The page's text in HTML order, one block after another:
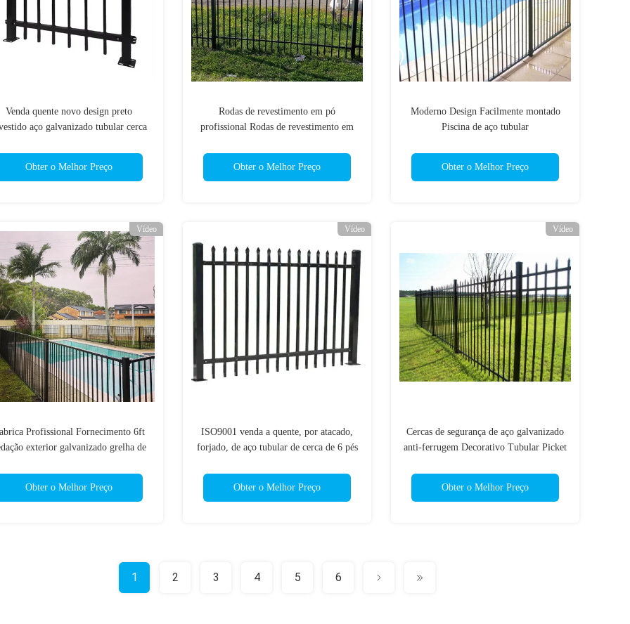
Venda quente novo design preto
aço galvanizado tubular cerca
Obter o Melhor Preço
Rodas de revestimento em pó
profissional Rodas de revestimento em
Obter o Melhor Preço
Moderno Design Facilmente montado
Piscina de aço tubular
Obter o Melhor Preço
Vídeo
Profissional Fornecimento 6ft
exterior galvanizado grelha de
Obter o Melhor Preço
Vídeo
ISO9001 venda a quente, por atacado,
forjado, de aço tubular de cerca de 6 pés
Obter o Melhor Preço
Vídeo
Cercas de segurança de aço galvanizado
anti-ferrugem Decorativo Tubular Picket
Obter o Melhor Preço
1 2 3 4 5 6